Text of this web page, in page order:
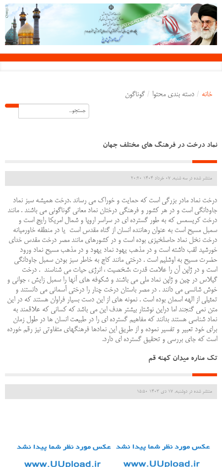
خانه / دسته بندی محتوا / گوناگون
نماد درخت در فرهنگ های مختلف جهان
منتشر شده در سه شنبه, 07 خرداد 1404 20:20
درخت نماد مادر بزرگی است که حمایت و خوراک می رساند .درخت همیشه سبز نماد
جاودانگی است و در هر کشور و فرهنگی درختان نماد معانی گوناگونی می باشند . مانند
درخت کریسمس که به طور گسترده ای در سراسر اروپا و شمال امریکا رایج است و
سمبل مسیح است به عنوان رهاننده انسان از گناه مقدس است یا در منطقه خاورمیانه
درخت نخل نماد حاصلخیزی بوده است و در کشورهای مانند مصر درخت مقدس خدای
خورشید لقب داشته است و در مذهب یهود نماد یهود و در مذهب مسیح نماد ورود
حضرت مسیح به اوشلیم است . درختی مانند کاج به خاطر سبز بودن سمبل جاودانگی
است و در ژاپن آن را علامت قدرت ،شخصیت ، انرژی حیات می شناسند . درخت
گیلاس در چین و ژاپن نماد ملی می باشند و شکوفه های آنها را سمبل زایش ، جوانی و
خوش شانسی می دانند . در مصر باستان درخت چنار را درختی آسمانی می دانستند و
تمثیلی از الهه اسمان بوده است . نمونه های از این دست بسیار فراوان هستند که در این
متن نمی گنجند اما دراین نوشتار بیشتر هدف این می باشد که کسانی که علاقمند به
نماد شناسی هستند بدانند که مفاهیم گسترده ای را در طبیعت انسان ها در طول زمان
برای خود تعبیر و تفسیر نموده و از طریق این نمادها فرهنگهای متفاوتی نیز رقم خورده
است که جای بررسی و تحقیق گسترده ای دارد.
تک مناره میدان کهنه قم
منتشر شده در دوشنبه, 17 دی 1403 15:50